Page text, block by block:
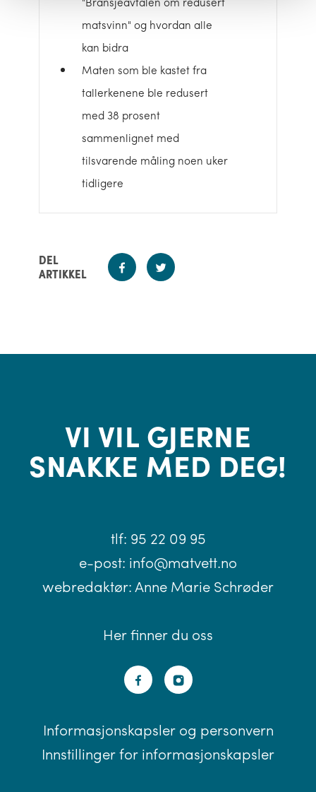
matsvinn" og hvordan alle
kan bidra
Maten som ble kastet fra
tallerkenene ble redusert
med 38 prosent
sammenlignet med
tilsvarende måling noen uker
tidligere
DEL
ARTIKKEL
VI VIL GJERNE
SNAKKE MED DEG!
tlf: 95 22 09 95
e-post: info@matvett.no
webredaktør: Anne Marie Schrøder
Her finner du oss
Informasjonskapsler og personvern
Innstillinger for informasjonskapsler